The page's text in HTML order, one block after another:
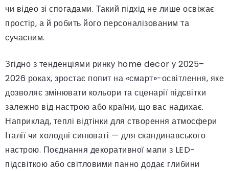
чи відео зі спогадами. Такий підхід не лише освіжає
простір, а й робить його персоналізованим та
сучасним.
Згідно з тенденціями ринку home decor у 2025–
2026 роках, зростає попит на «смарт»-освітлення, яке
дозволяє змінювати кольори та сценарії підсвітки
залежно від настрою або країни, що вас надихає.
Наприклад, теплі відтінки для створення атмосфери
Італії чи холодні синюваті — для скандинавського
настрою. Поєднання декоративної мапи з LED-
підсвіткою або світловими панно додає глибини